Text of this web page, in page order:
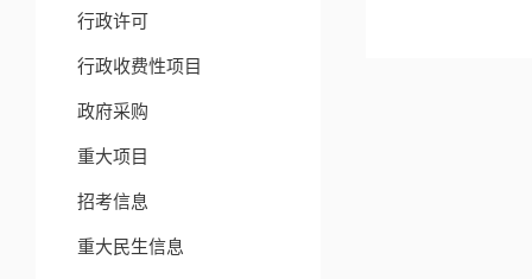
行政许可
行政收费性项目
政府采购
重大项目
招考信息
重大民生信息